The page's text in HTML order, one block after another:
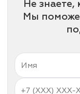
Не знаете,
Мы